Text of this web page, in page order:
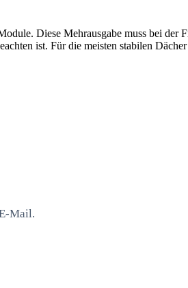
Diese Mehrausgabe muss bei der
ist. Für die meisten stabilen
Mail.